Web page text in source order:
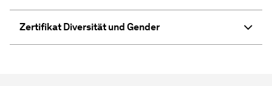
Zertifikat Diversität und Gender